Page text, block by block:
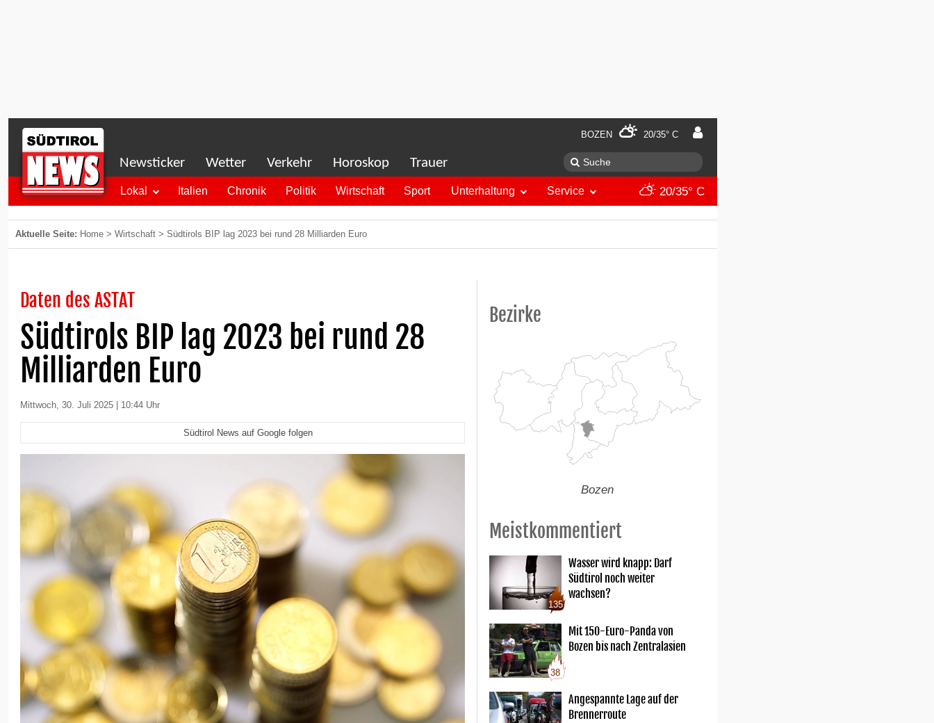
BOZEN 20/35° C
Newsticker Wetter Verkehr Horoskop Trauer
Lokal Italien Chronik Politik Wirtschaft Sport Unterhaltung Service 20/35° C
Aktuelle Seite: Home > Wirtschaft > Südtirols BIP lag 2023 bei rund 28 Milliarden Euro
Daten des ASTAT
Südtirols BIP lag 2023 bei rund 28
Milliarden Euro
Mittwoch, 30. Juli 2025 | 10:44 Uhr
Südtirol News auf Google folgen
Bezirke
Bozen
Meistkommentiert
135
Wasser wird knapp: Darf
Südtirol noch weiter
wachsen?
38
Mit 150-Euro-Panda von
Bozen bis nach Zentralasien
Angespannte Lage auf der
Brennerroute